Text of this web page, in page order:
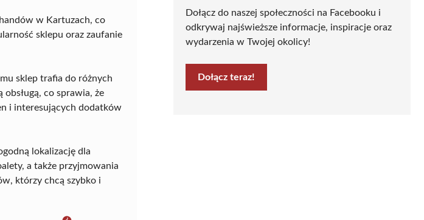
w Kartuzach, co
sklepu oraz zaufanie
sklep trafia do różnych
co sprawia, że
i interesujących dodatków
lokalizację dla
a także przyjmowania
którzy chcą szybko i
Dołącz do naszej społeczności na Facebooku i
odkrywaj najświeższe informacje, inspiracje oraz
wydarzenia w Twojej okolicy!
Dołącz teraz!